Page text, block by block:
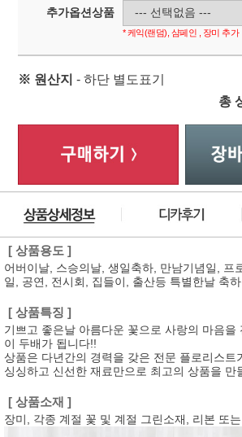
추가옵션상품
* 케익(랜덤), 샴페인 , 장미 추가
※ 원산지 - 하단 별도표기
총
[ 상품용도 ]
어버이날, 스승의날, 생일축하, 만남기념일, 프
일, 공연, 전시회, 집들이, 출산등 특별한날 축하
[ 상품특징 ]
기쁘고 좋은날 아름다운 꽃으로 사랑의 마음
이 두배가 됩니다!!
상품은 다년간의 경력을 갖은 전문 플로리스트
싱싱하고 신선한 재료만으로 최고의 상품을 만
[ 상품소재 ]
장미, 각종 계절 꽃 및 계절 그린소재, 리본 또는